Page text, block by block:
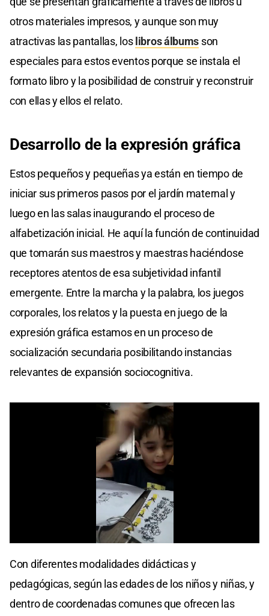
otros materiales impresos, y aunque son muy
atractivas las pantallas, loslibros álbums son
especiales para estos eventos porque se instala el
formato libro y la posibilidad de construir y reconstruir
con ellas y ellos el relato.
Desarrollo de la expresión gráfica
Estos pequeños y pequeñas ya están en tiempo de
iniciar sus primeros pasos por el jardín maternal y
luego en las salas inaugurando el proceso de
alfabetización inicial. He aquí la función de continuidad
que tomarán sus maestros y maestras haciéndose
receptores atentos de esa subjetividad infantil
emergente. Entre la marcha y la palabra, los juegos
corporales, los relatos y la puesta en juego de la
expresión gráfica estamos en un proceso de
socialización secundaria posibilitando instancias
relevantes de expansión sociocognitiva.
of
seconds
Con diferentes modalidades didácticas y
pedagógicas, según las edades de los niños y niñas, y
dentro de coordenadas comunes que ofrecen las